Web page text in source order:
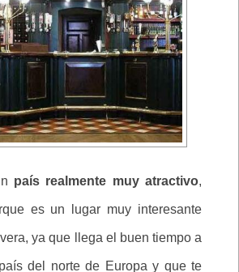
país realmente muy atractivo,
es un lugar muy interesante
ya que llega el buen tiempo a
del norte de Europa y que te